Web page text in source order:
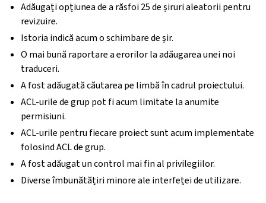
Adăugați opțiunea de a răsfoi 25 de șiruri aleatorii pentru
revizuire.
Istoria indică acum o schimbare de șir.
O mai bună raportare a erorilor la adăugarea unei noi
traduceri.
A fost adăugată căutarea pe limbă în cadrul proiectului.
ACL-urile de grup pot fi acum limitate la anumite
permisiuni.
ACL-urile pentru fiecare proiect sunt acum implementate
folosind ACL de grup.
A fost adăugat un control mai fin al privilegiilor.
Diverse îmbunătățiri minore ale interfeței de utilizare.